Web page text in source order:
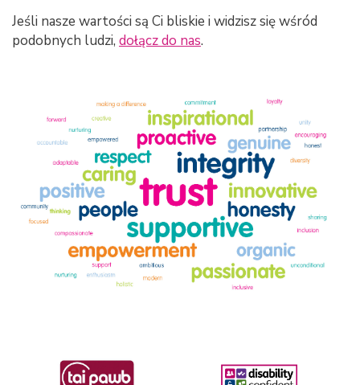
Jeśli nasze wartości są Ci bliskie i widzisz się wśród
podobnych ludzi, dołącz do nas.